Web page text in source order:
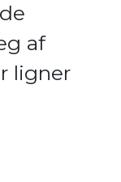
af
ligner